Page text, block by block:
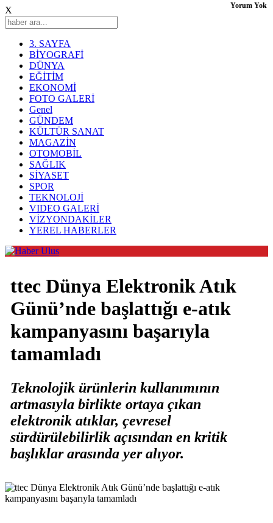
X
3. SAYFA
BİYOGRAFİ
DÜNYA
EĞİTİM
EKONOMİ
FOTO GALERİ
Genel
GÜNDEM
KÜLTÜR SANAT
MAGAZİN
OTOMOBİL
SAĞLIK
SİYASET
SPOR
TEKNOLOJİ
VIDEO GALERİ
VİZYONDAKİLER
YEREL HABERLER
ttec Dünya Elektronik Atık
Günü’nde başlattığı e-atık
kampanyasını başarıyla
tamamladı
Teknolojik ürünlerin kullanımının
artmasıyla birlikte ortaya çıkan
elektronik atıklar, çevresel
sürdürülebilirlik açısından en kritik
başlıklar arasında yer alıyor.
Yorum Yok